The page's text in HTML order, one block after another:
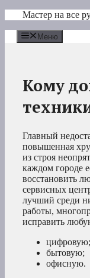
Перейти
содержимому
Мастер на все
Меню
Кому
Главный
повышенная
из строя
каждом городе
восстановить
сервисных
лучший среди
работы,
исправить
цифровую;
бытовую;
офисную.